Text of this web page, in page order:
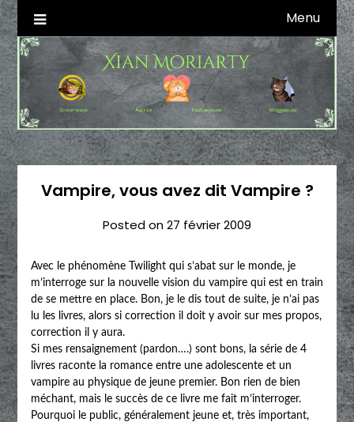
Skip
to
content
Xian Moriarty
Autrice SFFF & Blogueuse & Streameuse Menu
Vampire, vous avez dit Vampire ?
Posted on27 février 2009
Avec le phénomène Twilight qui s’abat sur le monde, je
m’interroge sur la nouvelle vision du vampire qui est en train
de se mettre en place. Bon, je le dis tout de suite, je n’ai pas
lu les livres, alors si correction il doit y avoir sur mes propos,
correction il y aura.
Si mes rensaignement (pardon….) sont bons, la série de 4
livres raconte la romance entre une adolescente et un
vampire au physique de jeune premier. Bon rien de bien
méchant, mais le succès de ce livre me fait m’interroger.
Pourquoi le public, généralement jeune et, très important,